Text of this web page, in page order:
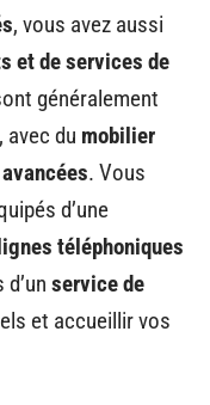
, vous avez aussi
et de services de
généralement
, avec du mobilier
. Vous
d’une
téléphoniques
service de
et accueillir vos